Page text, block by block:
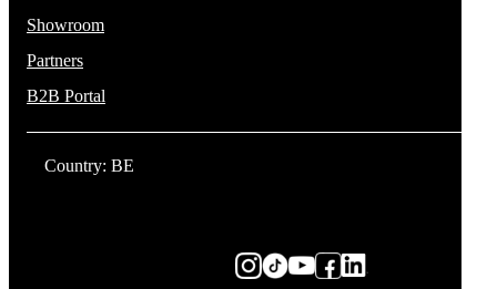
Showroom
Partners
B2B Portal
Country: BE